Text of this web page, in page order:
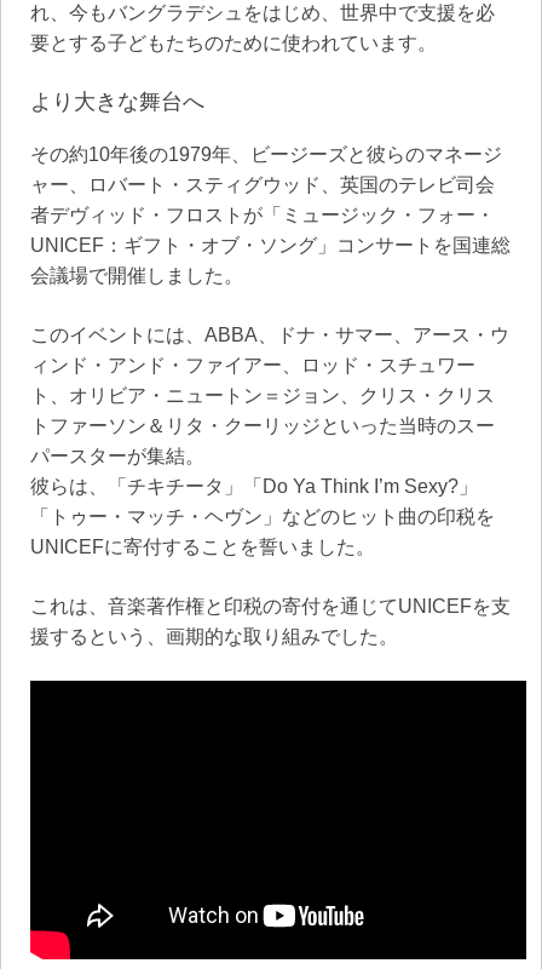
れ、今もバングラデシュをはじめ、世界中で支援を必
要とする子どもたちのために使われています。
より大きな舞台へ
その約10年後の1979年、ビージーズと彼らのマネージ
ャー、ロバート・スティグウッド、英国のテレビ司会
者デヴィッド・フロストが「ミュージック・フォー・
UNICEF：ギフト・オブ・ソング」コンサートを国連総
会議場で開催しました。
このイベントには、ABBA、ドナ・サマー、アース・ウ
ィンド・アンド・ファイアー、ロッド・スチュワー
ト、オリビア・ニュートン＝ジョン、クリス・クリス
トファーソン＆リタ・クーリッジといった当時のスー
パースターが集結。
彼らは、「チキチータ」「Do Ya Think I’m Sexy?」
「トゥー・マッチ・ヘヴン」などのヒット曲の印税を
UNICEFに寄付することを誓いました。
これは、音楽著作権と印税の寄付を通じてUNICEFを支
援するという、画期的な取り組みでした。